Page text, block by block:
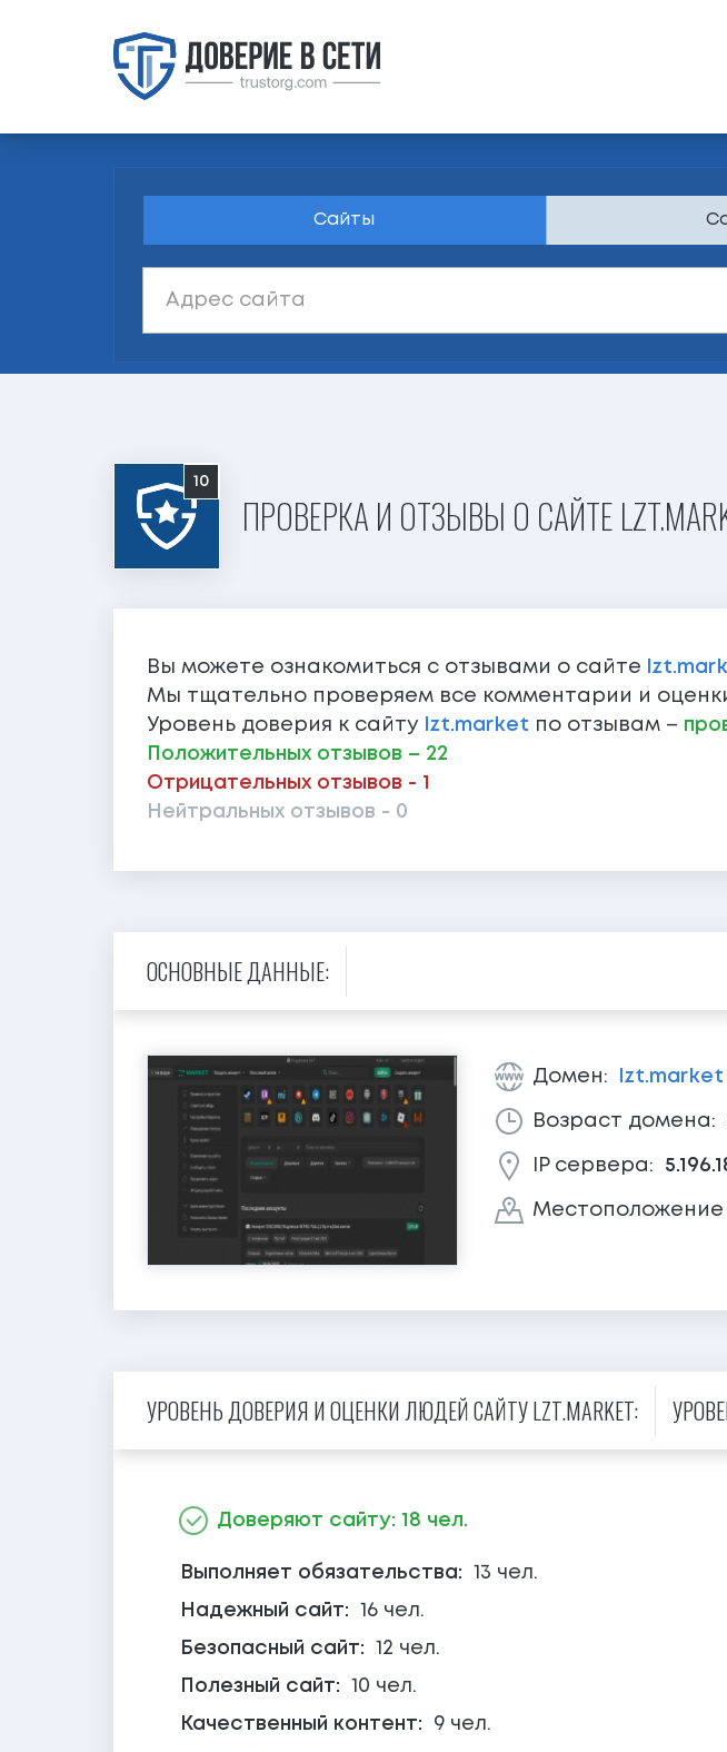
Сайты
10
ПРОВЕРКА И ОТЗЫВЫ О САЙТЕ
Вы можете ознакомиться с отзывами о сайте
Мы тщательно проверяем все комментарии и
Уровень доверия к сайту
lzt.market по отзывам –
Положительных отзывов – 22
Отрицательных отзывов - 1
Нейтральных отзывов - 0
ОСНОВНЫЕ ДАННЫЕ:
Домен: lzt.market
Возраст домена:
IP сервера:
Местоположение
УРОВЕНЬ ДОВЕРИЯ И ОЦЕНКИ ЛЮДЕЙ САЙТУ LZT.MARKET:
Доверяют сайту: 18 чел.
Выполняет обязательства: 13 чел.
Надежный сайт: 16 чел.
Безопасный сайт: 12 чел.
Полезный сайт: 10 чел.
Качественный контент: 9 чел.